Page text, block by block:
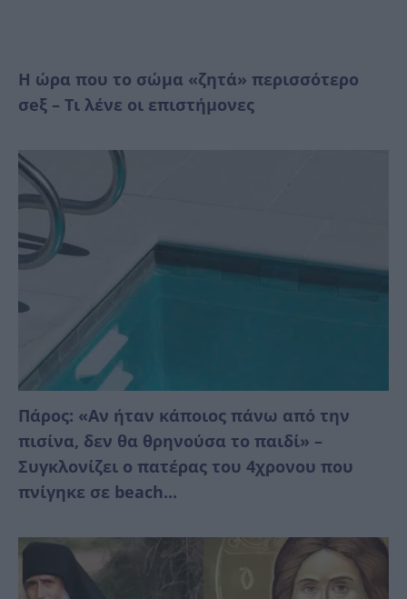
Η ώρα που το σώμα «ζητά» περισσότερο
σeξ – Τι λένε οι επιστήμονες
Πάρος: «Αν ήταν κάποιος πάνω από την
πισίνα, δεν θα θρηνούσα το παιδί» –
Συγκλονίζει ο πατέρας του 4χρονου που
πνίγηκε σε beach...